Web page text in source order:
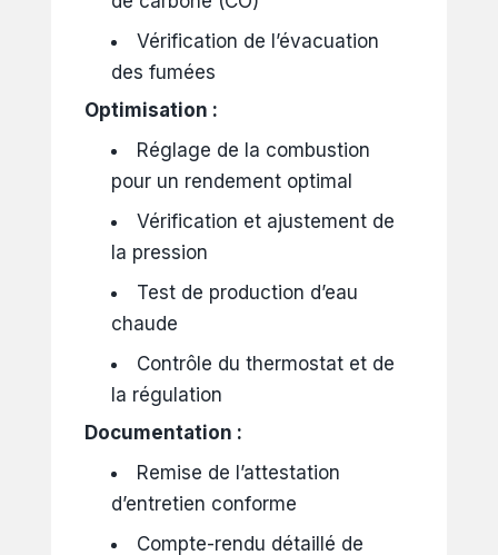
Vérification de l’évacuation
des fumées
Optimisation :
Réglage de la combustion
pour un rendement optimal
Vérification et ajustement de
la pression
Test de production d’eau
chaude
Contrôle du thermostat et de
la régulation
Documentation :
Remise de l’attestation
d’entretien conforme
Compte-rendu détaillé de